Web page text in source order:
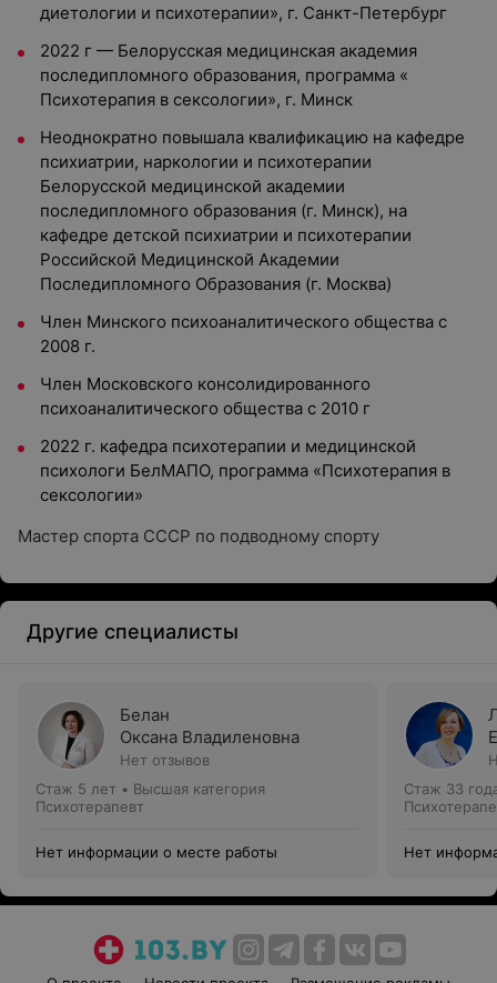
диетологии и психотерапии», г. Санкт-Петербург
2022 г — Белорусская медицинская академия
последипломного образования, программа «
Психотерапия в сексологии», г. Минск
Неоднократно повышала квалификацию на кафедре
психиатрии, наркологии и психотерапии
Белорусской медицинской академии
последипломного образования (г. Минск), на
кафедре детской психиатрии и психотерапии
Российской Медицинской Академии
Последипломного Образования (г. Москва)
Член Минского психоаналитического общества с
2008 г.
Член Московского консолидированного
психоаналитического общества с 2010 г
2022 г. кафедра психотерапии и медицинской
психологи БелМАПО, программа «Психотерапия в
сексологии»
Мастер спорта СССР по подводному спорту
Другие специалисты
Белан
Оксана Владиленовна
Нет отзывов
Стаж 5 лет • Высшая категория
Психотерапевт
Нет информации о месте работы
Стаж 33
Нет